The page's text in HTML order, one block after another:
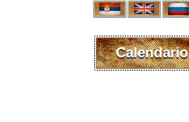
Calendario